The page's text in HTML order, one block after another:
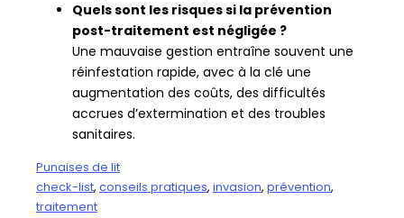
Quels sont les risques si la prévention
post-traitement est négligée ?
Une mauvaise gestion entraîne souvent une
réinfestation rapide, avec à la clé une
augmentation des coûts, des difficultés
accrues d’extermination et des troubles
sanitaires.
Punaises de lit
check-list, conseils pratiques, invasion, prévention
traitement